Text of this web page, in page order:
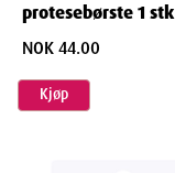
protesebørste 1 stk
NOK 44.00
Kjøp